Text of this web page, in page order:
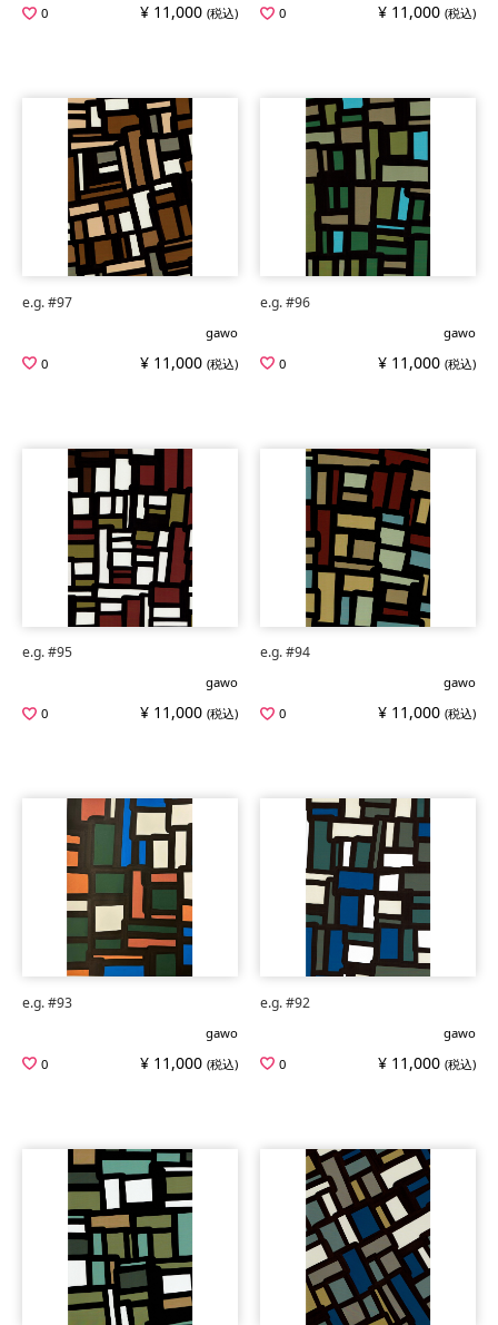
0
¥ 11,000 (税込)
0
¥ 11,000 (税込)
e.g. #97
gawo
0
¥ 11,000 (税込)
e.g. #96
gawo
0
¥ 11,000 (税込)
e.g. #95
gawo
0
¥ 11,000 (税込)
e.g. #94
gawo
0
¥ 11,000 (税込)
e.g. #93
gawo
0
¥ 11,000 (税込)
e.g. #92
gawo
0
¥ 11,000 (税込)